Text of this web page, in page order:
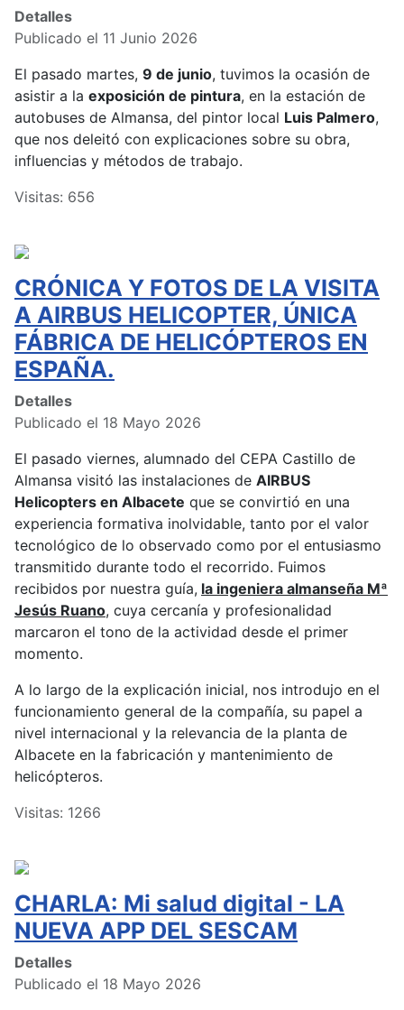
Detalles
Publicado el 11 Junio 2026
El pasado martes, 9 de junio, tuvimos la ocasión de
asistir a la exposición de pintura, en la estación de
autobuses de Almansa, del pintor local Luis Palmero,
que nos deleitó con explicaciones sobre su obra,
influencias y métodos de trabajo.
Visitas: 656
CRÓNICA Y FOTOS DE LA VISITA
A AIRBUS HELICOPTER, ÚNICA
FÁBRICA DE HELICÓPTEROS EN
ESPAÑA.
Detalles
Publicado el 18 Mayo 2026
El pasado viernes, alumnado del CEPA Castillo de
Almansa visitó las instalaciones de AIRBUS
Helicopters en Albacete que se convirtió en una
experiencia formativa inolvidable, tanto por el valor
tecnológico de lo observado como por el entusiasmo
transmitido durante todo el recorrido. Fuimos
recibidos por nuestra guía, la ingeniera almanseña Mª
Jesús Ruano, cuya cercanía y profesionalidad
marcaron el tono de la actividad desde el primer
momento.
A lo largo de la explicación inicial, nos introdujo en el
funcionamiento general de la compañía, su papel a
nivel internacional y la relevancia de la planta de
Albacete en la fabricación y mantenimiento de
helicópteros.
Visitas: 1266
CHARLA: Mi salud digital - LA
NUEVA APP DEL SESCAM
Detalles
Publicado el 18 Mayo 2026